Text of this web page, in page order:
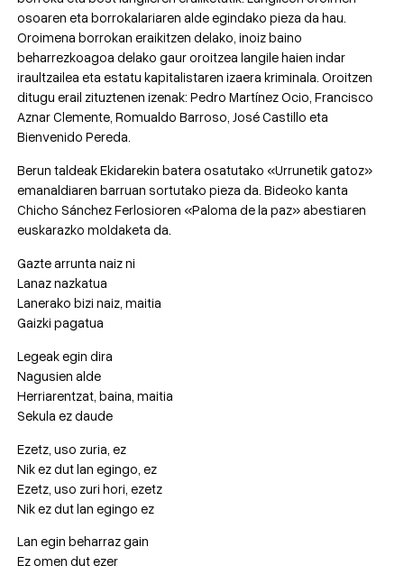
osoaren eta borrokalariaren alde egindako pieza da hau.
Oroimena borrokan eraikitzen delako, inoiz baino
beharrezkoagoa delako gaur oroitzea langile haien indar
iraultzailea eta estatu kapitalistaren izaera kriminala. Oroitzen
ditugu erail zituztenen izenak: Pedro Martínez Ocio, Francisco
Aznar Clemente, Romualdo Barroso, José Castillo eta
Bienvenido Pereda.
Berun taldeak Ekidarekin batera osatutako «Urrunetik gatoz»
emanaldiaren barruan sortutako pieza da. Bideoko kanta
Chicho Sánchez Ferlosioren «Paloma de la paz» abestiaren
euskarazko moldaketa da.
Gazte arrunta naiz ni
Lanaz nazkatua
Lanerako bizi naiz, maitia
Gaizki pagatua
Legeak egin dira
Nagusien alde
Herriarentzat, baina, maitia
Sekula ez daude
Ezetz, uso zuria, ez
Nik ez dut lan egingo, ez
Ezetz, uso zuri hori, ezetz
Nik ez dut lan egingo ez
Lan egin beharraz gain
Ez omen dut ezer